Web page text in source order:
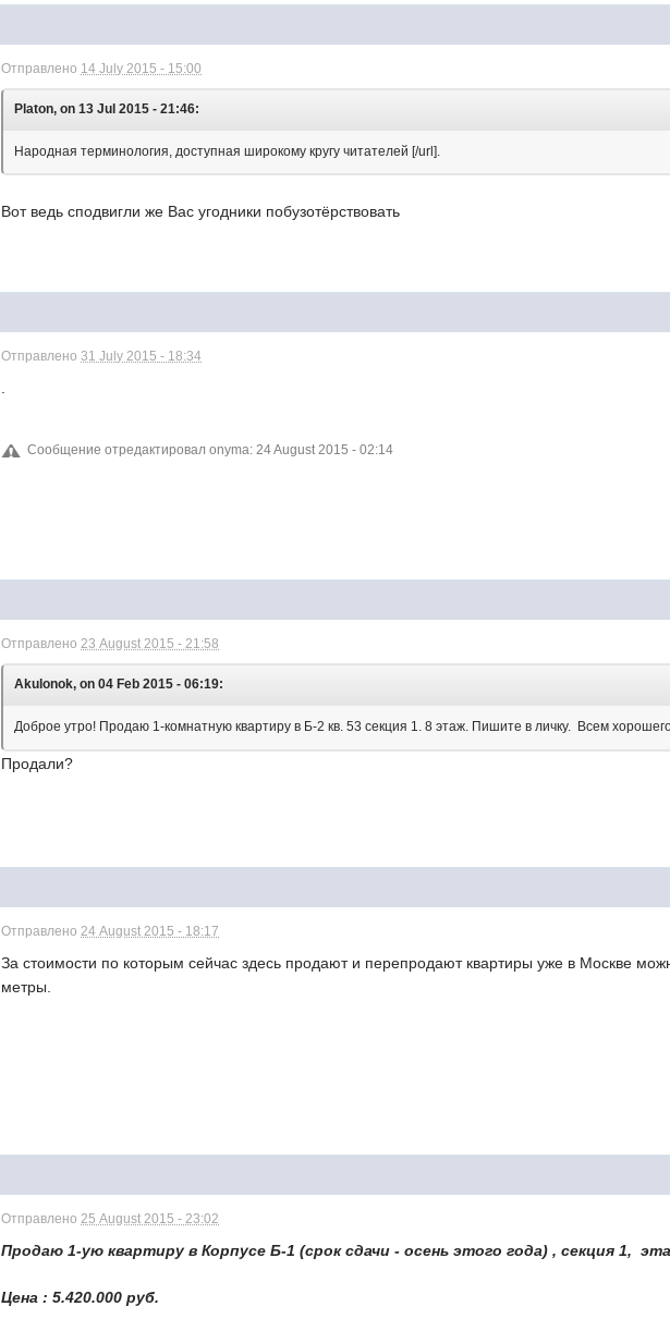
Отправлено 14 July 2015 - 15:00
Platon, on 13 Jul 2015 - 21:46:
Народная терминология, доступная широкому кругу читателей [/url].
Вот ведь сподвигли же Вас угодники побузотёрствовать
Отправлено31 July 2015 - 18:34
Сообщение отредактировал onyma: 24 August 2015 - 02:14
Отправлено23 August 2015 - 21:58
Akulonok, on 04 Feb 2015 - 06:19:
Доброе утро! Продаю 1-комнатную квартиру в Б-2 кв. 53 секция 1. 8 этаж. Пишите в личку. Всем
Продали?
Отправлено24 August 2015 - 18:17
За стоимости по которым сейчас здесь продают и перепродают квартиры уже в Москве
метры.
Отправлено25 August 2015 - 23:02
Продаю 1-ую квартиру в Корпусе Б-1 (срок сдачи - осень этого года) , секция 1,
Цена : 5.420.000 руб.